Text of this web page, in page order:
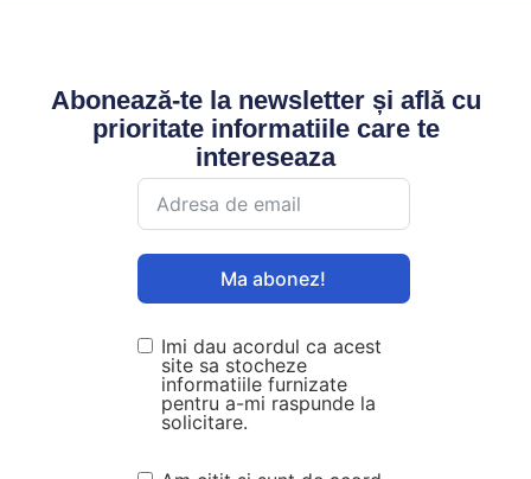
Abonează-te la newsletter și află cu
prioritate informatiile care te
intereseaza
Ma abonez!
Imi dau acordul ca acest
site sa stocheze
informatiile furnizate
pentru a-mi raspunde la
solicitare.